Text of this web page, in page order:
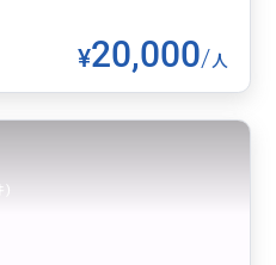
¥20,000/人
)